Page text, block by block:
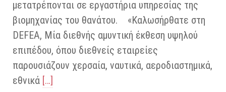
μετατρέπονται σε εργαστήρια υπηρεσίας της
βιομηχανίας του θανάτου. «Καλωσήρθατε στη
DEFEA, Μία διεθνής αμυντική έκθεση υψηλού
επιπέδου, όπου διεθνείς εταιρείες
παρουσιάζουν χερσαία, ναυτικά, αεροδιαστημικά,
εθνικά […]